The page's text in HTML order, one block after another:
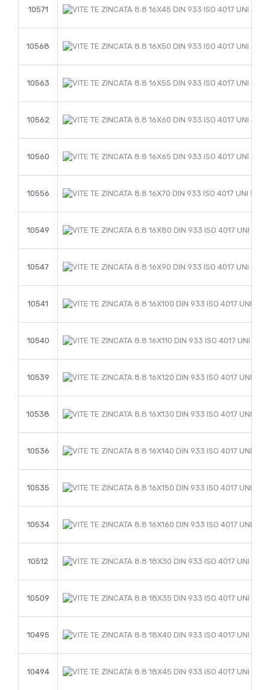
10571
10568
10563
10562
10560
10556
10549
10547
10541
10540
10539
10538
10536
10535
10534
10512
10509
10495
10494